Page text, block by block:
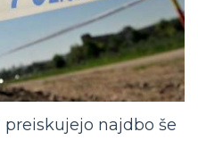
najdbo še